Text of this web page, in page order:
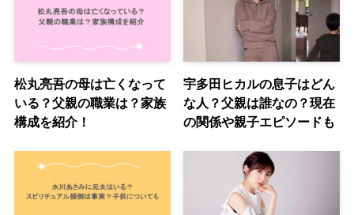
松丸亮吾の母は亡くなって
いる？父親の職業は？家族
構成を紹介！
宇多田ヒカルの息子はどん
な人？父親は誰なの？現在
の関係や親子エピソードも